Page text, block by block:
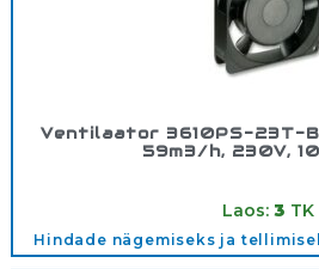
Ventilaator 3610PS-23T-
59m3/h, 230V,
Laos: 3 TK
Hindade nägemiseks ja